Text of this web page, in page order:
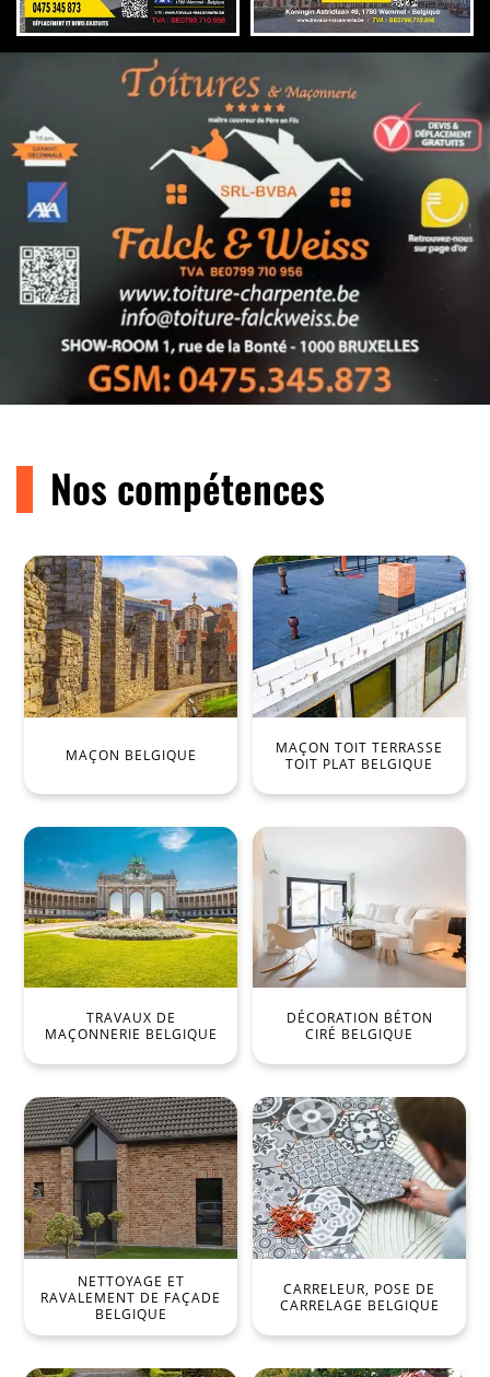
Nos compétences
MAÇON BELGIQUE
MAÇON TOIT TERRASSE
TOIT PLAT BELGIQUE
TRAVAUX DE
MAÇONNERIE BELGIQUE
DÉCORATION BÉTON
CIRÉ BELGIQUE
NETTOYAGE ET
RAVALEMENT DE FAÇADE
BELGIQUE
CARRELEUR, POSE DE
CARRELAGE BELGIQUE